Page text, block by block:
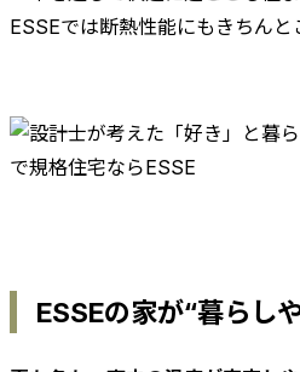
ESSEでは断熱性能にもきちんと
ESSEの家が“暮らし